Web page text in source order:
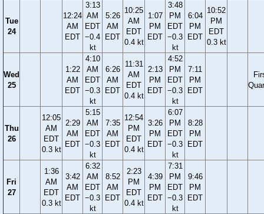
Tue
24
12:24
AM
EDT
3:13
AM
EDT
−0.4
kt
5:26
AM
EDT
10:25
AM
EDT
0.4 kt
1:07
PM
EDT
3:48
PM
EDT
−0.3
kt
6:04
PM
EDT
10:52
PM
EDT
0.3 kt
Wed
25
1:22
AM
EDT
4:10
AM
EDT
−0.3
kt
6:26
AM
EDT
11:31
AM
EDT
0.4 kt
2:13
PM
EDT
4:52
PM
EDT
−0.3
kt
7:11
PM
EDT
Thu
26
12:05
AM
EDT
0.3 kt
2:29
AM
EDT
5:15
AM
EDT
−0.3
kt
7:35
AM
EDT
12:54
PM
EDT
0.4 kt
3:26
PM
EDT
6:07
PM
EDT
−0.3
kt
8:28
PM
EDT
Fri
27
1:36
AM
EDT
0.3 kt
3:42
AM
EDT
6:32
AM
EDT
−0.3
kt
8:52
AM
EDT
2:23
PM
EDT
0.4 kt
4:39
PM
EDT
7:31
PM
EDT
−0.3
kt
9:46
PM
EDT